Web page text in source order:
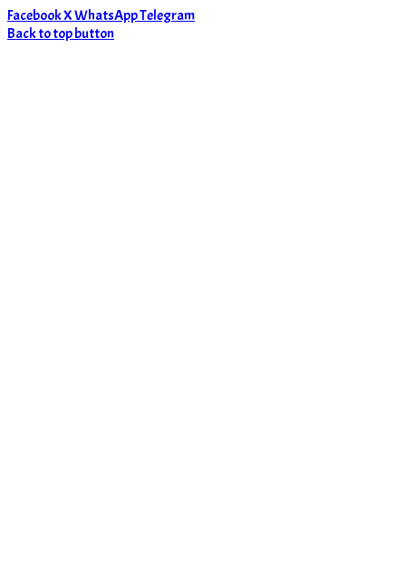
FacebookXWhatsAppTelegram
Back to top button